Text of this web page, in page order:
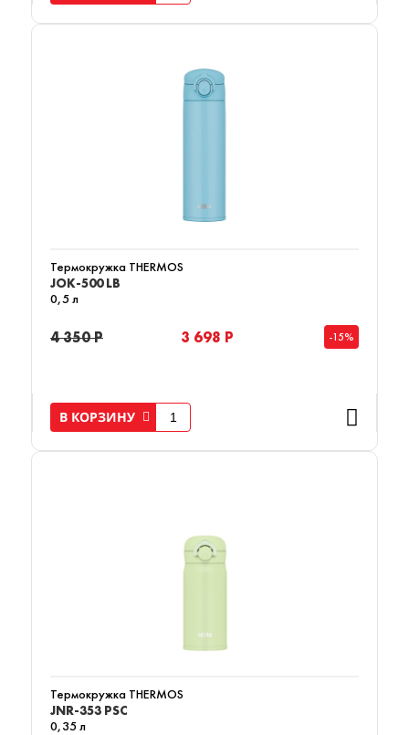
Термокружка THERMOS
JOK-500 LB
0,5 л
4 350 Р 3 698 Р -15%
В КОРЗИНУ
Термокружка THERMOS
JNR-353 PSC
0,35 л